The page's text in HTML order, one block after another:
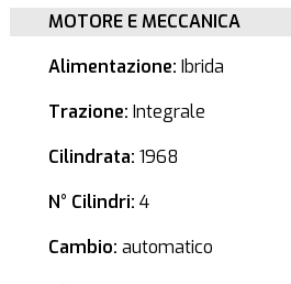
MOTORE E MECCANICA
Alimentazione: Ibrida
Trazione: Integrale
Cilindrata: 1968
N° Cilindri: 4
Cambio: automatico